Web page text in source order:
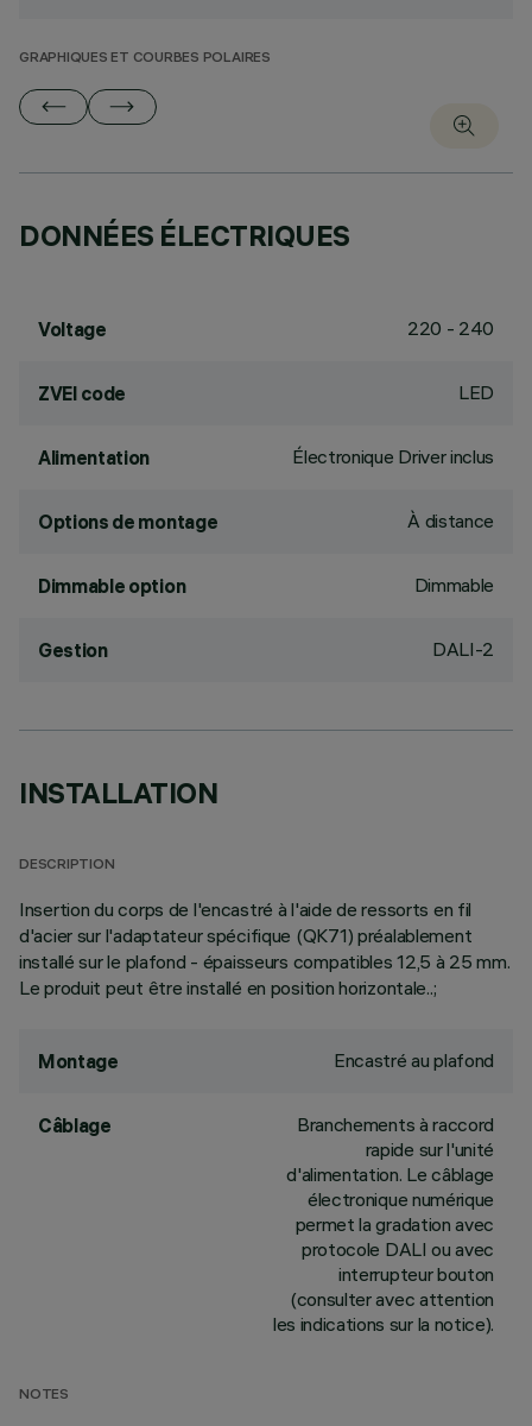
GRAPHIQUES ET COURBES POLAIRES
DONNÉES ÉLECTRIQUES
Voltage 220 - 240
ZVEI code LED
Alimentation Électronique Driver inclus
Options de montage À distance
Dimmable option Dimmable
Gestion DALI-2
INSTALLATION
DESCRIPTION
Insertion du corps de l'encastré à l'aide de ressorts en fil
d'acier sur l'adaptateur spécifique (QK71) préalablement
installé sur le plafond - épaisseurs compatibles 12,5 à 25 mm.
Le produit peut être installé en position horizontale..;
Montage Encastré au plafond
Câblage
Branchements à raccord
rapide sur l'unité
d'alimentation. Le câblage
électronique numérique
permet la gradation avec
protocole DALI ou avec
interrupteur bouton
(consulter avec attention
les indications sur la notice).
NOTES